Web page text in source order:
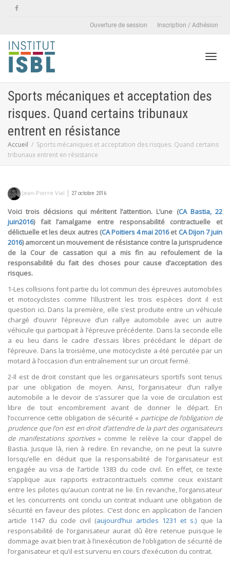
Ouverture de session Inscription / Adhésion
Sports mécaniques et acceptation des
risques. Quand certains tribunaux
entrent en résistance
Accueil
Sports mécaniques et acceptation des risques. Quand certains
tribunaux entrent en résistance
Jean-Pierre Vial | 27 octobre 2016
Voici trois décisions qui méritent l’attention. L’une (CA Bastia, 22
juin2016) fait l’amalgame entre responsabilité contractuelle et
délictuelle et les deux autres (CA Poitiers 4 mai 2016et CA Dijon 7 juin
2016) amorcent un mouvement de résistance contre la jurisprudence
de la Cour de cassation qui a mis fin au refoulement de la
responsabilité du fait des choses pour cause d’acceptation des
risques.
1-Les collisions font partie du lot commun des épreuves automobiles
et motocyclistes comme l’illustrent les trois espèces dont il est
question ici. Dans la première, elle s’est produite entre un véhicule
chargé d’ouvrir l’épreuve d’un rallye automobile avec un autre
véhicule qui participait à l’épreuve précédente. Dans la seconde elle
a eu lieu dans le cadre d’essais libres précédant le départ de
l’épreuve. Dans la troisième, une motocycliste a été percutée par un
motard à l’occasion d’un entraînement sur un circuit fermé.
2-Il est de droit constant que les organisateurs sportifs sont tenus
par une obligation de moyen. Ainsi, l’organisateur d’un rallye
automobile a le devoir de s’assurer que la voie de circulation est
libre de tout encombrement avant de donner le départ. En
l’occurrence cette obligation de sécurité « participe de l’obligation de
prudence que l’on est en droit d’attendre de la part des organisateurs
de manifestations sportives» comme le relève la cour d’appel de
Bastia. Jusque là, rien à redire. En revanche, on ne peut la suivre
lorsqu’elle en déduit que la responsabilité de l’organisateur est
engagée au visa de l’article 1383 du code civil. En effet, ce texte
s’applique aux rapports extracontractuels comme ceux existant
entre les pilotes qu’aucun contrat ne lie. En revanche, l’organisateur
et les concurrents ont conclu un contrat incluant une obligation de
sécurité en faveur des pilotes. C’est donc en application de l’ancien
article 1147 du code civil (aujourd’hui articles 1231 et s.) que la
responsabilité de l’organisateur aurait dû être retenue puisque le
dommage avait bien trait à l’inexécution de l’obligation de sécurité de
l’organisateur et qu’il est survenu en cours d’exécution du contrat.